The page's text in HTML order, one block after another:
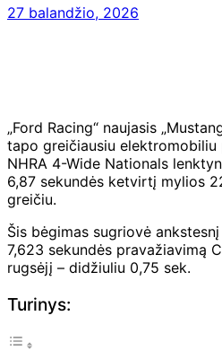
27 balandžio, 2026
„Ford Racing“ naujasis
tapo greičiausiu
NHRA 4-Wide Nationals
6,87 sekundės ketvirtį mylios
greičiu.
Šis bėgimas sugriovė
7,623 sekundės pravažiavimą
rugsėjį – didžiuliu 0,75 sek.
Turinys: